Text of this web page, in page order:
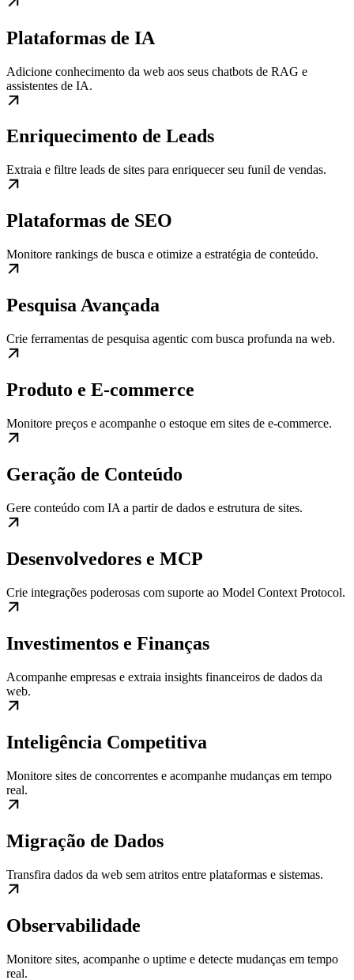
Plataformas de IA
Adicione conhecimento da web aos seus chatbots de RAG e
assistentes de IA.
Enriquecimento de Leads
Extraia e filtre leads de sites para enriquecer seu funil de vendas.
Plataformas de SEO
Monitore rankings de busca e otimize a estratégia de conteúdo.
Pesquisa Avançada
Crie ferramentas de pesquisa agentic com busca profunda na web.
Produto e E-commerce
Monitore preços e acompanhe o estoque em sites de e-commerce.
Geração de Conteúdo
Gere conteúdo com IA a partir de dados e estrutura de sites.
Desenvolvedores e MCP
Crie integrações poderosas com suporte ao Model Context Protocol.
Investimentos e Finanças
Acompanhe empresas e extraia insights financeiros de dados da
web.
Inteligência Competitiva
Monitore sites de concorrentes e acompanhe mudanças em tempo
real.
Migração de Dados
Transfira dados da web sem atritos entre plataformas e sistemas.
Observabilidade
Monitore sites, acompanhe o uptime e detecte mudanças em tempo
real.